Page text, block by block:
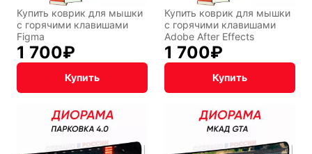
Купить коврик для мышки
с горячими клавишами
Figma
1 700₽
Купить
Купить коврик для мышки
с горячими клавишами
Adobe After Effects
1 700₽
Купить
Мистика Дарк NET
Подарочная
упаковка